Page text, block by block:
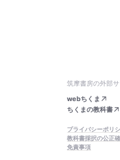
筑摩書房の外部
webちくま
ちくまの教科書
プライバシーポリ
教科書採択の公正
免責事項